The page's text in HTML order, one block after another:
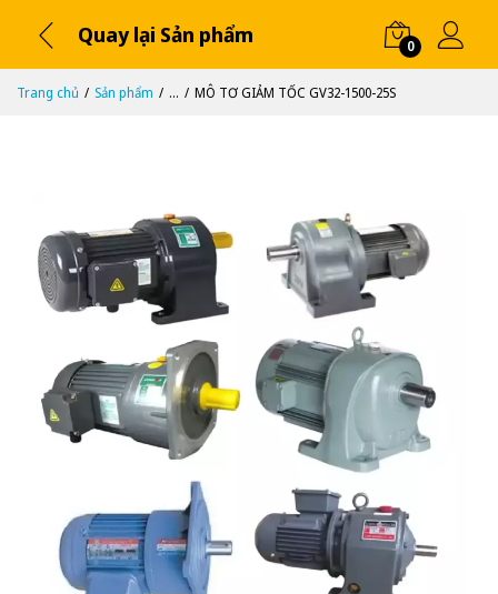
Quay lại Sản phẩm 0
Trang chủ Sản phẩm ... MÔ TƠ GIẢM TỐC GV32-1500-25S